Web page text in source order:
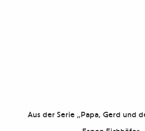
Aus der Serie „Papa, Gerd und